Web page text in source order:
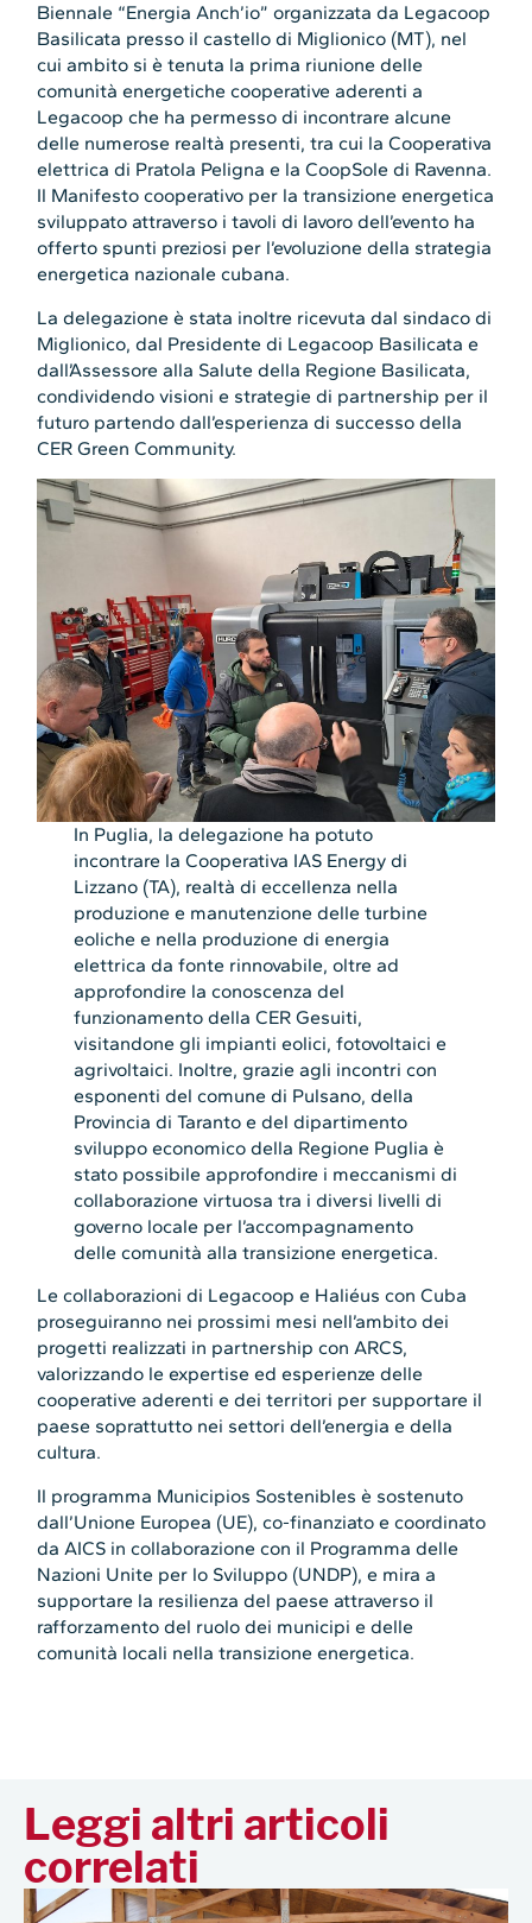
Biennale “Energia Anch’io” organizzata da Legacoop
Basilicata presso il castello di Miglionico (MT), nel
cui ambito si è tenuta la prima riunione delle
comunità energetiche cooperative aderenti a
Legacoop che ha permesso di incontrare alcune
delle numerose realtà presenti, tra cui la Cooperativa
elettrica di Pratola Peligna e la CoopSole di Ravenna.
Il Manifesto cooperativo per la transizione energetica
sviluppato attraverso i tavoli di lavoro dell’evento ha
offerto spunti preziosi per l’evoluzione della strategia
energetica nazionale cubana.
La delegazione è stata inoltre ricevuta dal sindaco di
Miglionico, dal Presidente di Legacoop Basilicata e
dall’Assessore alla Salute della Regione Basilicata,
condividendo visioni e strategie di partnership per il
futuro partendo dall’esperienza di successo della
CER Green Community.
In Puglia, la delegazione ha potuto
incontrare la Cooperativa IAS Energy di
Lizzano (TA), realtà di eccellenza nella
produzione e manutenzione delle turbine
eoliche e nella produzione di energia
elettrica da fonte rinnovabile, oltre ad
approfondire la conoscenza del
funzionamento della CER Gesuiti,
visitandone gli impianti eolici, fotovoltaici e
agrivoltaici. Inoltre, grazie agli incontri con
esponenti del comune di Pulsano, della
Provincia di Taranto e del dipartimento
sviluppo economico della Regione Puglia è
stato possibile approfondire i meccanismi di
collaborazione virtuosa tra i diversi livelli di
governo locale per l’accompagnamento
delle comunità alla transizione energetica.
Le collaborazioni di Legacoop e Haliéus con Cuba
proseguiranno nei prossimi mesi nell’ambito dei
progetti realizzati in partnership con ARCS,
valorizzando le expertise ed esperienze delle
cooperative aderenti e dei territori per supportare il
paese soprattutto nei settori dell’energia e della
cultura.
Il programma Municipios Sostenibles è sostenuto
dall’Unione Europea (UE), co-finanziato e coordinato
da AICS in collaborazione con il Programma delle
Nazioni Unite per lo Sviluppo (UNDP), e mira a
supportare la resilienza del paese attraverso il
rafforzamento del ruolo dei municipi e delle
comunità locali nella transizione energetica.
Leggi altri articoli
correlati